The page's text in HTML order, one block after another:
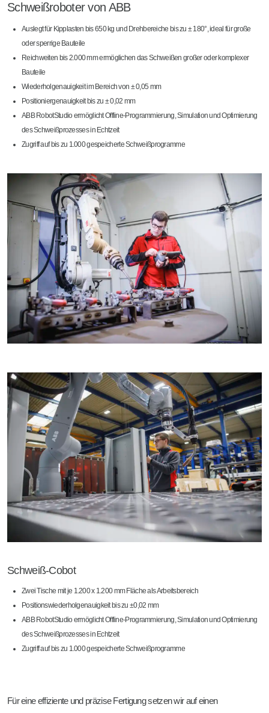
Schweißroboter von ABB
Auslegt für Kipplasten bis 650 kg und Drehbereiche bis zu ± 180°, ideal für große
oder sperrige Bauteile
Reichweiten bis 2.000 mm ermöglichen das Schweißen großer oder komplexer
Bauteile
Wiederholgenauigkeit im Bereich von ± 0,05 mm
Positioniergenauigkeit bis zu ± 0,02 mm
ABB RobotStudio ermöglicht Offline-Programmierung, Simulation und Optimierung
des Schweißprozesses in Echtzeit
Zugriff auf bis zu 1.000 gespeicherte Schweißprogramme
Schweiß-Cobot
Zwei Tische mit je 1.200 x 1.200 mm Fläche als Arbeitsbereich
Positionswiederholgenauigkeit bis zu ±0,02 mm
ABB RobotStudio ermöglicht Offline-Programmierung, Simulation und Optimierung
des Schweißprozesses in Echtzeit
Zugriff auf bis zu 1.000 gespeicherte Schweißprogramme
Für eine effiziente und präzise Fertigung setzen wir auf einen